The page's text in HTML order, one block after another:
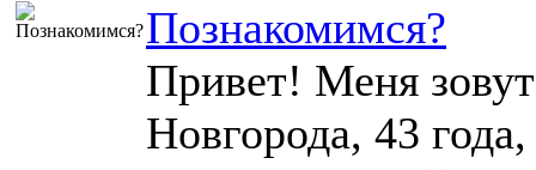
Познакомимся?
Привет! Меня
Новгорода, 43